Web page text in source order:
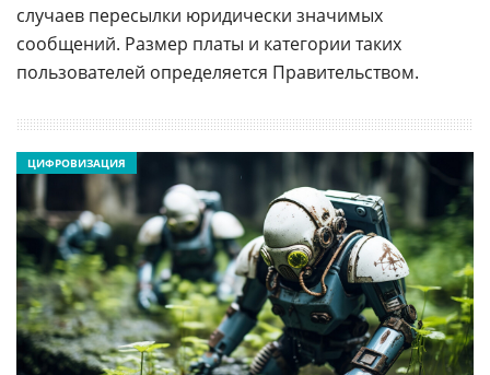
случаев пересылки юридически значимых
сообщений. Размер платы и категории таких
пользователей определяется Правительством.
ЦИФРОВИЗАЦИЯ